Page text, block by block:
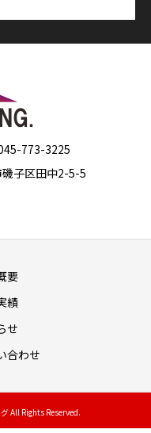
773-3225
子区田中2-5-5
要
績
せ
合わせ
All Rights Reserved.